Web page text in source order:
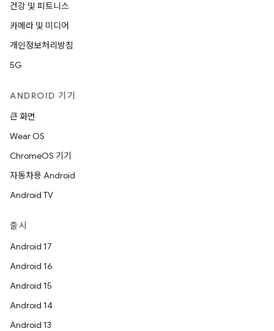
건강 및 피트니스
카메라 및 미디어
개인정보처리방침
5G
ANDROID 기기
큰 화면
Wear OS
ChromeOS 기기
자동차용 Android
Android TV
출시
Android 17
Android 16
Android 15
Android 14
Android 13